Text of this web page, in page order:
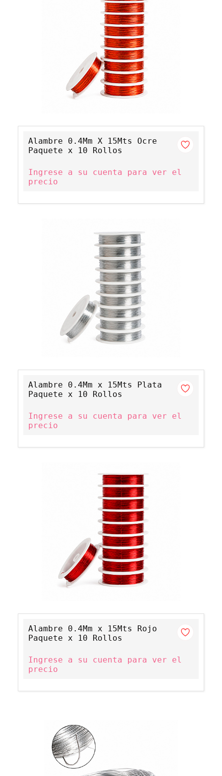
Alambre 0.4Mm X 15Mts Ocre
Paquete x 10 Rollos
Ingrese a su cuenta para ver el
precio
Alambre 0.4Mm x 15Mts Plata
Paquete x 10 Rollos
Ingrese a su cuenta para ver el
precio
Alambre 0.4Mm x 15Mts Rojo
Paquete x 10 Rollos
Ingrese a su cuenta para ver el
precio